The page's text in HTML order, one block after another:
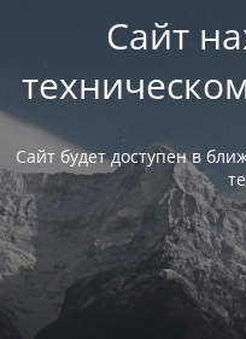
Сайт
Сайт будет доступен в